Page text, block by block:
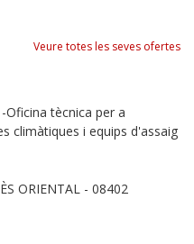
Veure totes les seves ofertes
Oficina tècnica per a
climàtiques i equips d'assaig
ORIENTAL - 08402